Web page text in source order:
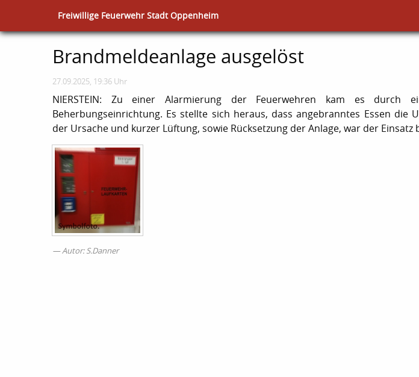
Freiwillige Feuerwehr Stadt Oppenheim
Brandmeldeanlage ausgelöst
27.09.2025, 19:36 Uhr
NIERSTEIN: Zu einer Alarmierung der Feuerwehren kam es durch
Beherbungseinrichtung. Es stellte sich heraus, dass angebranntes Essen die
der Ursache und kurzer Lüftung, sowie Rücksetzung der Anlage, war der Einsatz
Autor: S.Danner